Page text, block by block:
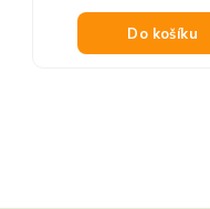
Do košíku